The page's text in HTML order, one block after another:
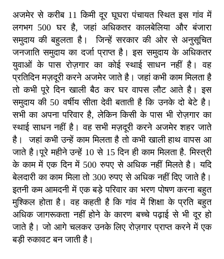
अजमेर से करीब 11 किमी दूर घूघरा पंचायत स्थित इस गांव में
लगभग 500 घर है, जहां अधिकतर कालबेलिया और बंजारा
समुदाय की बहुलता है। जिन्हें सरकार की ओर से अनुसूचित
जनजाति समुदाय का दर्जा प्राप्त है। इस समुदाय के अधिकतर
युवाओं के पास रोज़गार का कोई स्थाई साधन नहीं है। वह
प्रतिदिन मज़दूरी करने अजमेर जाते है। जहां कभी काम मिलता है
तो कभी पूरे दिन खाली बैठ कर घर वापस लौट आते है। इस
समुदाय की 50 वर्षीय सीता देवी बताती है कि उनके दो बेटे है।
सभी का अपना परिवार है, लेकिन किसी के पास भी रोज़गार का
स्थाई साधन नहीं है। वह सभी मज़दूरी करने अजमेर शहर जाते
है। जहां कभी उन्हें काम मिलता है तो कभी खाली हाथ वापस आ
जाते है।पूरे महीने उन्हें 10 से 15 दिन ही काम मिलता है. मिस्त्री
के काम में एक दिन में 500 रुपए से अधिक नहीं मिलते है। यदि
बेलदारी का काम मिला तो 300 रुपए से अधिक नहीं दिए जाते है।
इतनी कम आमदनी में एक बड़े परिवार का भरण पोषण करना बहुत
मुश्किल होता है। वह कहती है कि गांव में शिक्षा के प्रति बहुत
अधिक जागरूकता नहीं होने के कारण बच्चे पढ़ाई से भी दूर हो
जाते है। जो आगे चलकर उनके लिए रोज़गार प्राप्त करने में एक
बड़ी रुकावट बन जाती है।